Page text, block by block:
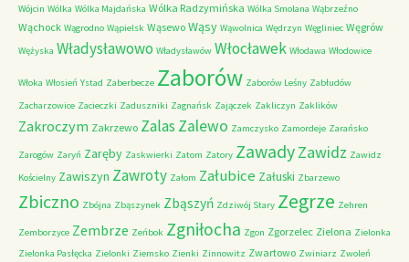
Wójcin Wólka Wólka Majdańska Wólka Radzymińska Wólka Smolana Wąbrzeźno
Wąchock Wągrodno Wąpielsk Wąsewo Wąsy Wąwolnica Wędrzyn Węgliniec Węgrów
Wężyska Władysławowo Władysławów Włocławek Włodawa Włodowice
Włoka Włosień Ystad Zaberbecze Zaborów Zaborów Leśny Zabłudów
Zacharzowice Zacieczki Zaduszniki Zagnańsk Zajączek Zakliczyn Zaklików
Zakroczym Zakrzewo ZalasZalewo Zamczysko Zamordeje Zarańsko
Zarogów Zaryń Zaręby Zaskwierki Zatom Zatory ZawadyZawidz Zawidz
Kościelny Zawiszyn Zawroty Załom Załubice Załuski Zbarzewo
Zbiczno Zbójna Zbąszynek Zbąszyń Zdziwój Stary Zegrze Zehren
Zemborzyce Zembrze Zeńbok Zgniłocha Zgon Zgorzelec Zielona Zielonka
Zielonka Pasłęcka Zielonki Ziemsko Zienki Zinnowitz Zwartowo Zwiniarz Zwoleń